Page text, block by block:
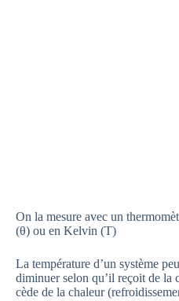
On la mesure avec un
(θ) ou en Kelvin (T)
La température d’un système
diminuer selon qu’il reçoit de la
cède de la chaleur